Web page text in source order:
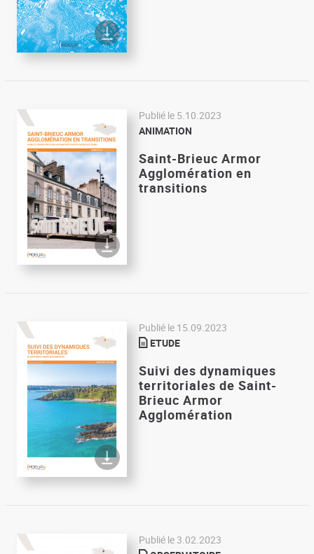
Publié le 5.10.2023
ANIMATION
Saint-Brieuc Armor
Agglomération en
transitions
Publié le 15.09.2023
ETUDE
Suivi des dynamiques
territoriales de Saint-
Brieuc Armor
Agglomération
Publié le 3.02.2023